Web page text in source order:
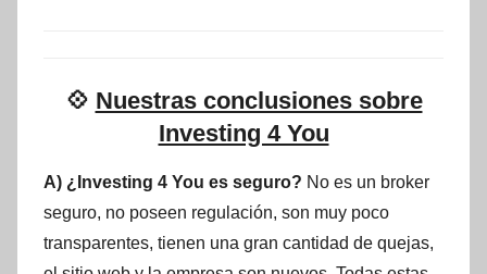
💠 Nuestras conclusiones sobre
Investing 4 You
A) ¿Investing 4 You es seguro? No es un broker
seguro, no poseen regulación, son muy poco
transparentes, tienen una gran cantidad de quejas,